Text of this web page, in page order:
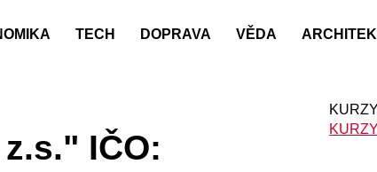
TECH DOPRAVA VĚDA
IČO: